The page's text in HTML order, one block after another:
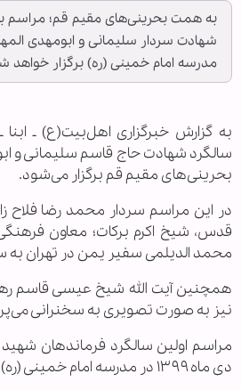
به همت بحرینی‌های مقیم قم؛ مراسم
شهادت سردار سلیمانی و ابومهدی
مدرسه امام خمینی (ره) برگزار خواهد
به گزارش خبرگزاری اهل‌بیت(ع) ـ
سالگرد شهادت حاج قاسم سلیمانی و
بحرینی‌های مقیم قم برگزار می‌شود.
در این مراسم سردار محمد رضا فلاح
قدس، شیخ اکرم برکات؛ معاون فرهنگی
محمد الدیلمی سفیر یمن در تهران به
همچنین آیت الله شیخ عیسی قاسم
نیز به صورت تصویری به سخنرانی
دی ماه ۱۳۹۹ در مدرسه امام خمینی (ره) برگزار خواهد شد.